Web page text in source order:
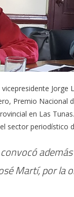
Jorge
Premio Nacional
en Las
sector periodístico
Martí, por la